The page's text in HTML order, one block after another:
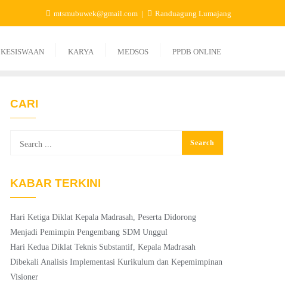
mtsmubuwek@gmail.com Randuagung Lumajang
KESISWAAN KARYA MEDSOS PPDB ONLINE
CARI
KABAR TERKINI
Hari Ketiga Diklat Kepala Madrasah, Peserta Didorong
Menjadi Pemimpin Pengembang SDM Unggul
Hari Kedua Diklat Teknis Substantif, Kepala Madrasah
Dibekali Analisis Implementasi Kurikulum dan Kepemimpinan
Visioner